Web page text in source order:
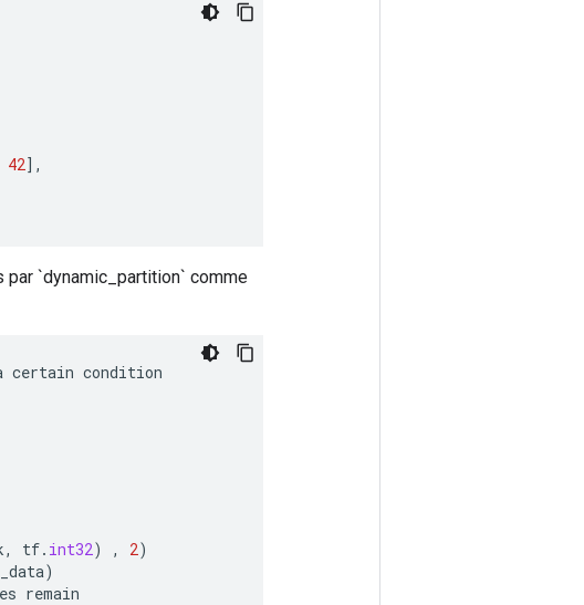
42] ,
`dynamic_partition` comme
certain condition
, tf. int32) , 2)
)
remain